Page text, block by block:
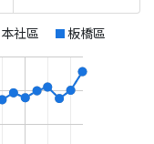
本社區 板橋區